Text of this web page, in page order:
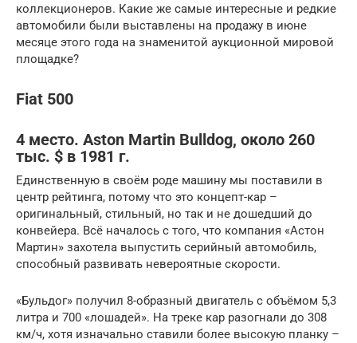
коллекционеров. Какие же самые интересные и редкие
автомобили были выставлены на продажу в июне
месяце этого года на знаменитой аукционной мировой
площадке?
Fiat 500
4 место. Aston Martin Bulldog, около 260
тыс. $ в 1981 г.
Единственную в своём роде машину мы поставили в
центр рейтинга, потому что это концепт-кар –
оригинальный, стильный, но так и не дошедший до
конвейера. Всё началось с того, что компания «Астон
Мартин» захотела выпустить серийный автомобиль,
способный развивать невероятные скорости.
«Бульдог» получил 8-образный двигатель с объёмом 5,3
литра и 700 «лошадей». На треке кар разогнали до 308
км/ч, хотя изначально ставили более высокую планку –